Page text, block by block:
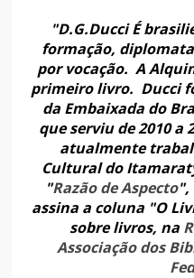
"D.G.Ducci É
formação,
por vocação. A
primeiro livro. Ducci
da Embaixada do
que serviu de 2010 a
atualmente
Cultural do
"Razão de Aspecto",
assina a coluna "O
sobre livros, na
Associação dos